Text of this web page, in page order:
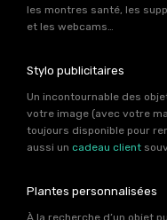
les montres santé, les
et les webcams…
Stylo publicitaires
Un incontournable des
votre image (avec votre
toujours disponible pour
aussi un cadeau client
Plantes personnalisées